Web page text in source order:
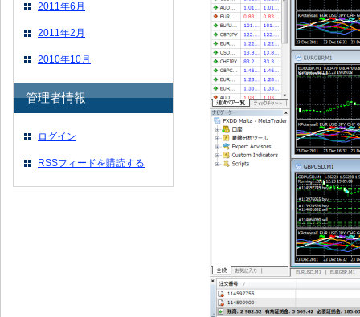
2011年6月
2011年2月
2010年10月
管理者情報
ログイン
RSSフィードを購読する